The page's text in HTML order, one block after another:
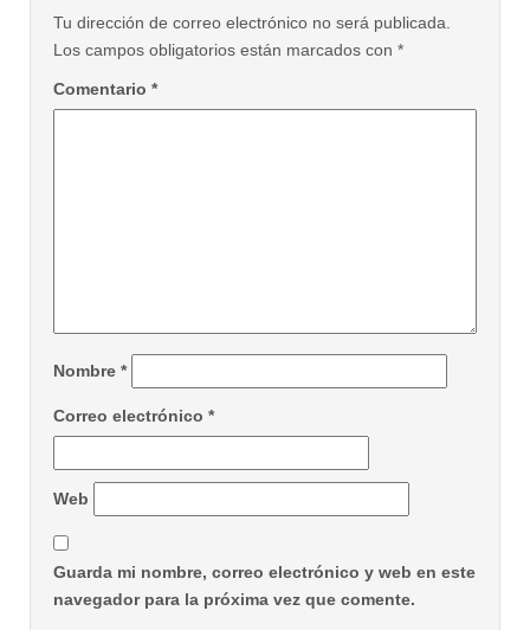
Tu dirección de correo electrónico no será publicada.
Los campos obligatorios están marcados con *
Comentario *
Nombre *
Correo electrónico *
Web
Guarda mi nombre, correo electrónico y web en este
navegador para la próxima vez que comente.